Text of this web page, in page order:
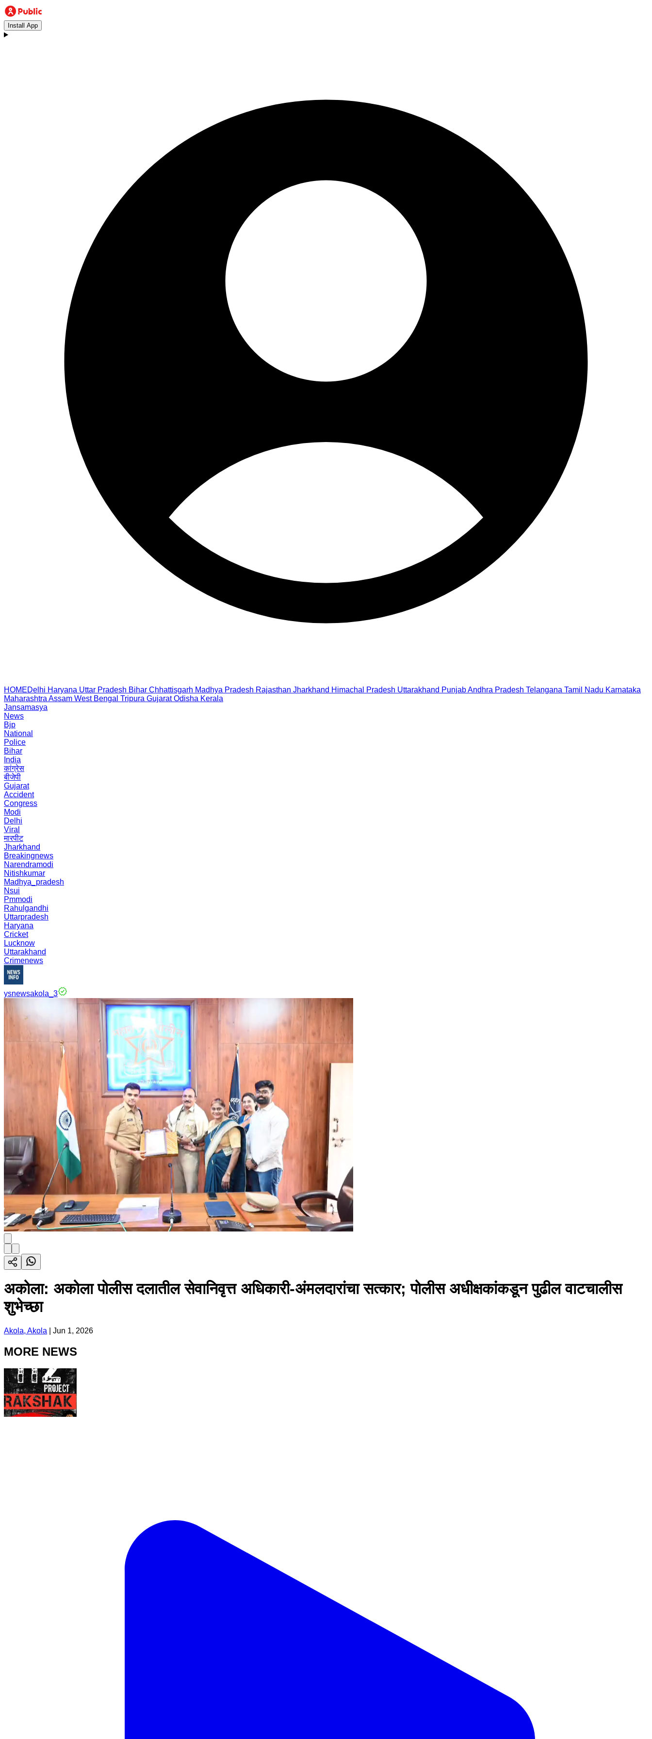
Install App
HOMEDelhi Haryana Uttar Pradesh Bihar Chhattisgarh Madhya Pradesh Rajasthan Jharkhand Himachal Pradesh Uttarakhand PunjabAndhra Pradesh Telangana Tamil Nadu Karnataka
Maharashtra Assam West Bengal Tripura Gujarat Odisha Kerala
Jansamasya
News
Bjp
National
Police
Bihar
India
कांग्रेस
बीजेपी
Gujarat
Accident
Congress
Modi
Delhi
Viral
मारपीट
Jharkhand
Breakingnews
Narendramodi
Nitishkumar
Madhya_pradesh
Nsui
Pmmodi
Rahulgandhi
Uttarpradesh
Haryana
Cricket
Lucknow
Uttarakhand
Crimenews
ysnewsakola_3
अकोला: अकोला पोलीस दलातील सेवानिवृत्त अधिकारी-अंमलदारांचा सत्कार; पोलीस अधीक्षकांकडून पुढील वाटचालीस
शुभेच्छा
Akola, Akola Jun 1, 2026
MORE NEWS